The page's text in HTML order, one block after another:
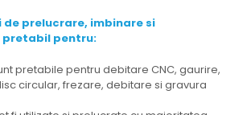
prelucrare, imbinare si
pretabil pentru:
pretabile pentru debitare CNC, gaurire,
circular, frezare, debitare si gravura